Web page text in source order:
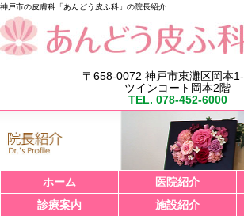
神戸市の皮膚科「あんどう皮ふ科」の院長紹介
戸市の皮膚科「あんどう皮ふ科」
〒658-0072 神戸市東灘区岡本
ツインコート岡本2階
TEL. 078-452-6000
ホーム 医院紹介
診療案内
施設紹介